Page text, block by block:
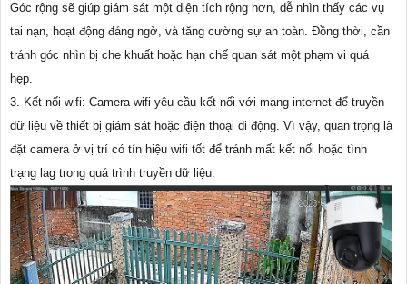
Góc rộng sẽ giúp giám sát một diện tích rộng hơn, dễ nhìn thấy các vụ
tai nạn, hoạt động đáng ngờ, và tăng cường sự an toàn. Đồng thời, cần
tránh góc nhìn bị che khuất hoặc hạn chế quan sát một phạm vi quá
hẹp.
3. Kết nối wifi: Camera wifi yêu cầu kết nối với mạng internet để truyền
dữ liệu về thiết bị giám sát hoặc điện thoại di động. Vì vậy, quan trọng là
đặt camera ở vị trí có tín hiệu wifi tốt để tránh mất kết nối hoặc tình
trạng lag trong quá trình truyền dữ liệu.